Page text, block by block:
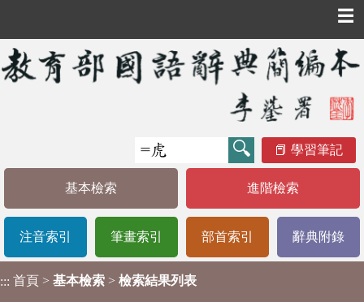
☰
學習筆記
基本檢索 進階檢索
注音索引 筆畫索引 部首索引 辭典附錄
::: 首頁 > 基本檢索 > 檢索結果列表